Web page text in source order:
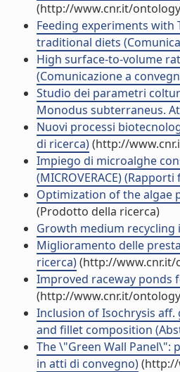
(http://www.cnr.it/
Feeding experiments with
traditional diets
High surface-to-volume
(Comunicazione a
Studio dei parametri
Monodus subterraneus.
Nuovi processi
di ricerca)(http://
Impiego di microalghe
(MICROVERACE)
Optimization of the algae
(Prodotto della ricerca)
Growth medium recycling
Miglioramento delle
ricerca)(http://
Improved raceway ponds
(http://www.cnr.it/
Inclusion of Isochrysis
and fillet composition
The \"Green Wall
in atti di convegno)